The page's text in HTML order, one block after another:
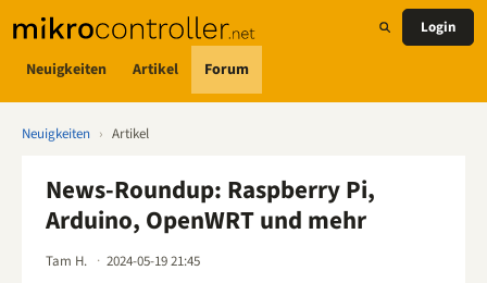
Neuigkeiten Artikel Forum
Login
Neuigkeiten › Artikel
News-Roundup: Raspberry Pi,
Arduino, OpenWRT und mehr
Tam H. 2024-05-19 21:45